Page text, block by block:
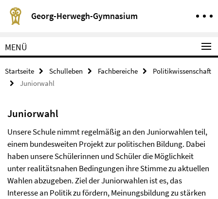
Springe direkt zu Inhalt
Georg-Herwegh-Gymnasium
Service-Navigation
MENÜ
Startseite Schulleben Fachbereiche
Politikwissenschaft
Juniorwahl
Juniorwahl
Unsere Schule nimmt regelmäßig an den Juniorwahlen teil,
einem bundesweiten Projekt zur politischen Bildung. Dabei
haben unsere Schülerinnen und Schüler die Möglichkeit
unter realitätsnahen Bedingungen ihre Stimme zu aktuellen
Wahlen abzugeben. Ziel der Juniorwahlen ist es, das
Interesse an Politik zu fördern, Meinungsbildung zu stärken